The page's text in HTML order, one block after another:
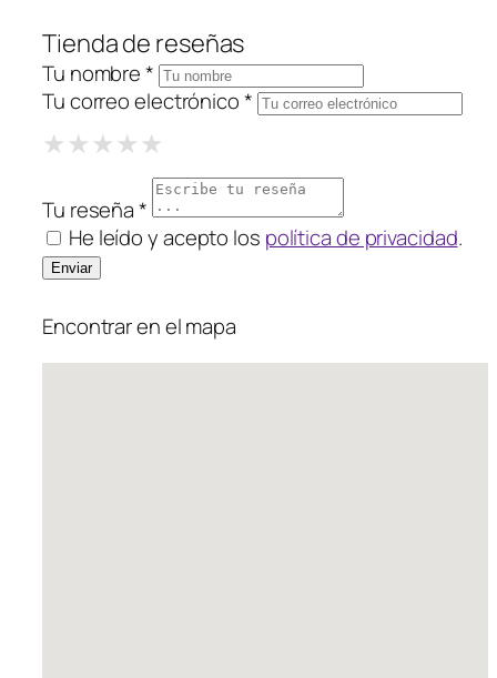
Tienda de reseñas
Tu nombre *
Tu correo electrónico *
★1 Star
★★2 Stars
★★★3 Stars
★★★★4 Stars
★★★★★
Tu reseña *
He leído y acepto los política de privacidad.
Encontrar en el mapa